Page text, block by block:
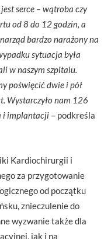
serce – wątroba czy
od 8 do 12 godzin, a
bardzo narażony na
sytuacja była
w naszym szpitalu.
poświęcić dwie i pół
Wystarczyło nam 126
i implantacji – podkreśla
Kardiochirurgii i
za przygotowanie
od początku
znieczulenie do
wyzwanie także dla
jak i na